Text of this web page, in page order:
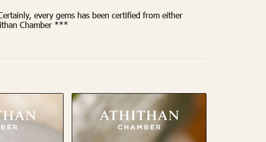
every gems has been certified from either
Chamber ***